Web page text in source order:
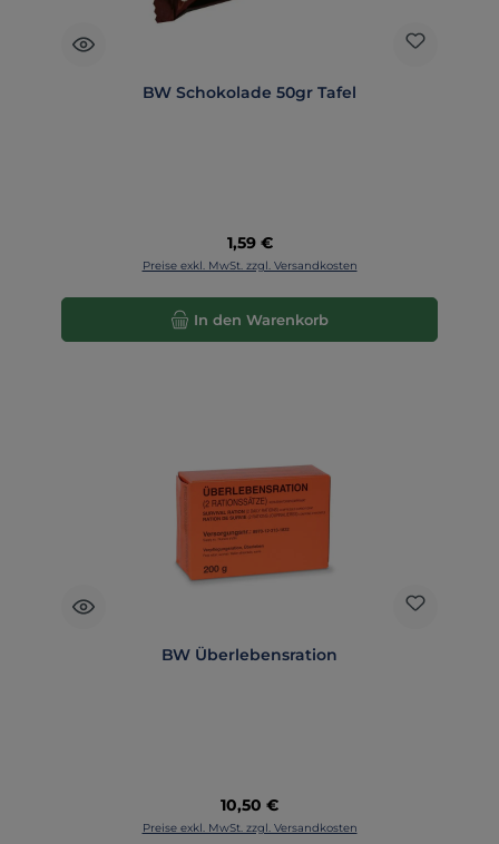
BW Schokolade 50gr Tafel
Regulärer Preis:
1,59 €
Preise exkl. MwSt. zzgl. Versandkosten
In den Warenkorb
BW Überlebensration
Regulärer Preis:
10,50 €
Preise exkl. MwSt. zzgl. Versandkosten